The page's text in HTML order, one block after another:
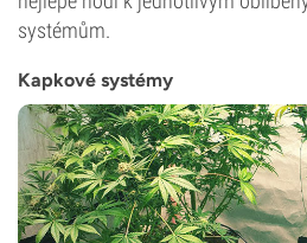
systémům.
Kapkové systémy